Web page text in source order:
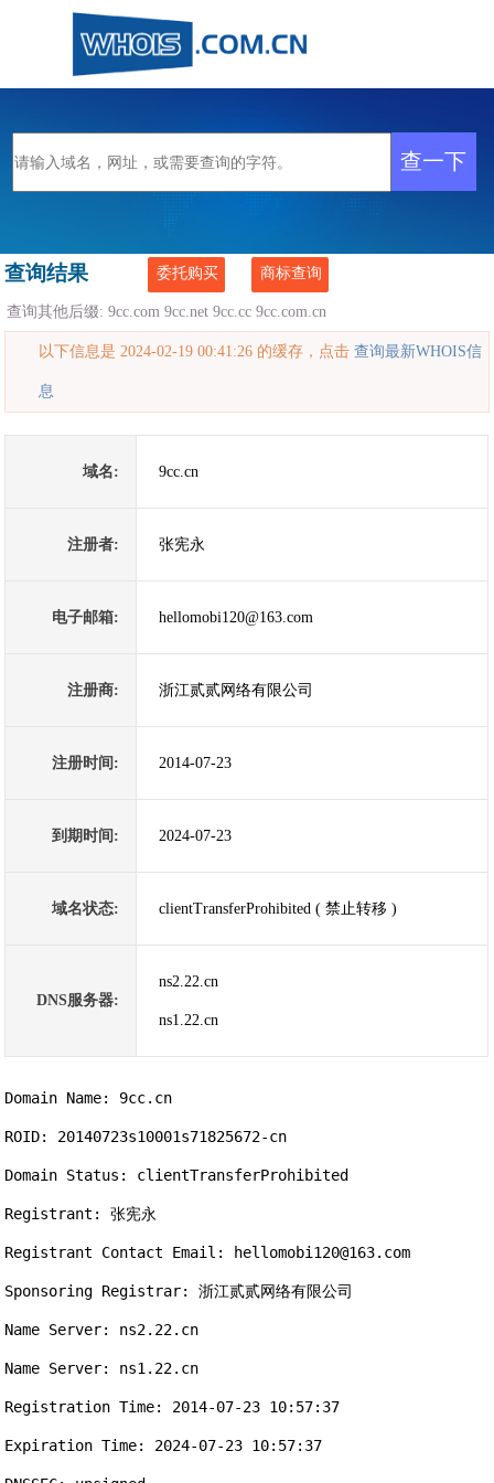
查询结果 委托购买 商标查询
查询其他后缀:9cc.com 9cc.net 9cc.cc 9cc.com.cn
以下信息是 2024-02-19 00:41:26 的缓存，点击查询最新WHOIS信
息
域名: 9cc.cn
注册者: 张宪永
电子邮箱: hellomobi120@163.com
注册商: 浙江贰贰网络有限公司
注册时间: 2014-07-23
到期时间: 2024-07-23
域名状态: clientTransferProhibited ( 禁止转移 )
DNS服务器:
ns2.22.cn
ns1.22.cn
Domain Name: 9cc.cn
ROID: 20140723s10001s71825672-cn
Domain Status: clientTransferProhibited
Registrant: 张宪永
Registrant Contact Email: hellomobi120@163.com
Sponsoring Registrar: 浙江贰贰网络有限公司
Name Server: ns2.22.cn
Name Server: ns1.22.cn
Registration Time: 2014-07-23 10:57:37
Expiration Time: 2024-07-23 10:57:37